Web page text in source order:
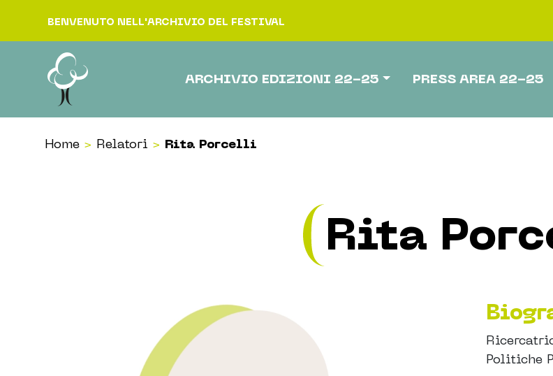
BENVENUTO NELL'ARCHIVIO DEL FESTIVAL
ARCHIVIO EDIZIONI 22-25 PRESS AREA 22-25
Home > Relatori > Rita Porcelli
Rita
Politiche